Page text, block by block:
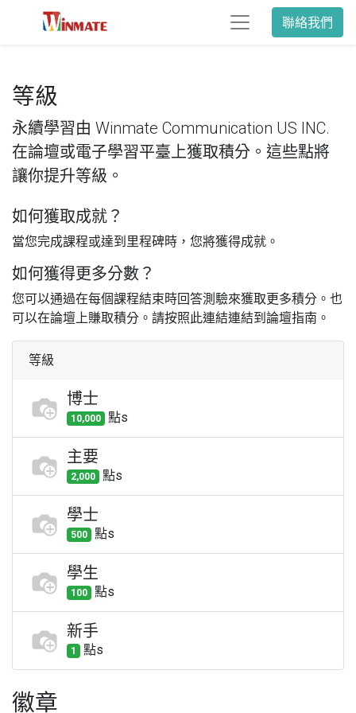
聯絡我們
等級
永續學習由 Winmate Communication US INC.
在論壇或電子學習平臺上獲取積分。這些點將
讓你提升等級。
如何獲取成就？
當您完成課程或達到里程碑時，您將獲得成就。
如何獲得更多分數？
您可以通過在每個課程結束時回答測驗來獲取更多積分。也
可以在論壇上賺取積分。請按照此連結連結到論壇指南。
等級
博士
10,000 點s
主要
2,000 點s
學士
500 點s
學生
100 點s
新手
1 點s
徽章